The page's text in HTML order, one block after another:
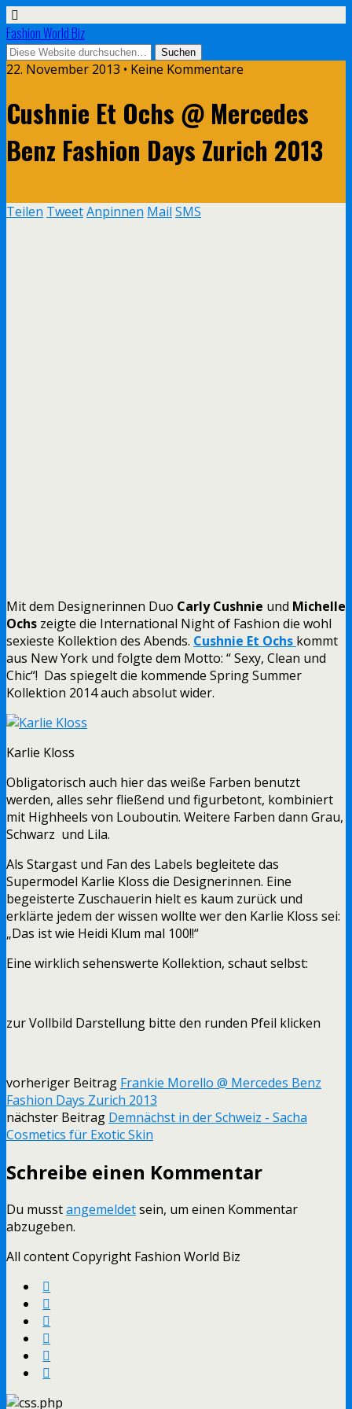
Fashion World Biz
22. November 2013 • Keine Kommentare
Cushnie Et Ochs @ Mercedes
Benz Fashion Days Zurich 2013
Teilen TweetAnpinnen Mail SMS
Mit dem Designerinnen Duo Carly Cushnie und Michelle
Ochs zeigte die International Night of Fashion die wohl
sexieste Kollektion des Abends. Cushnie Et Ochs kommt
aus New York und folgte dem Motto: “ Sexy, Clean und
Chic“! Das spiegelt die kommende Spring Summer
Kollektion 2014 auch absolut wider.
Karlie Kloss
Obligatorisch auch hier das weiße Farben benutzt
werden, alles sehr fließend und figurbetont, kombiniert
mit Highheels von Louboutin. Weitere Farben dann Grau,
Schwarz und Lila.
Als Stargast und Fan des Labels begleitete das
Supermodel Karlie Kloss die Designerinnen. Eine
begeisterte Zuschauerin hielt es kaum zurück und
erklärte jedem der wissen wollte wer den Karlie Kloss sei:
„Das ist wie Heidi Klum mal 100!!“
Eine wirklich sehenswerte Kollektion, schaut selbst:
zur Vollbild Darstellung bitte den runden Pfeil klicken
vorheriger Beitrag Frankie Morello @ Mercedes Benz
Fashion Days Zurich 2013
nächster Beitrag Demnächst in der Schweiz - Sacha
Cosmetics für Exotic Skin
Schreibe einen Kommentar
Du musstangemeldetsein, um einen Kommentar
abzugeben.
All content Copyright Fashion World Biz